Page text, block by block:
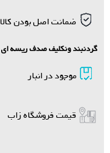
ضمانت اصل بودن کالا
گردنبند ونکلیف صدف ریسه ای
موجود در انبار
قیمت فروشگاه زاب